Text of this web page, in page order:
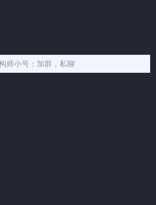
师小号：加群，私聊